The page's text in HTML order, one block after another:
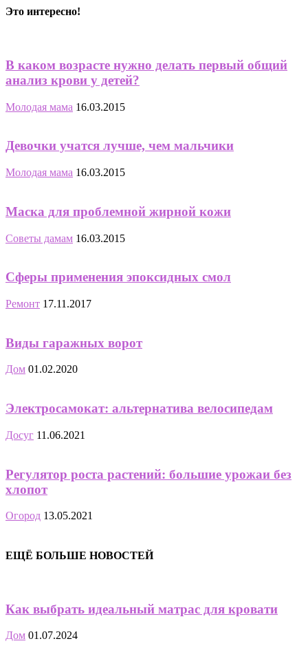
Это интересно!
В каком возрасте нужно делать первый общий
анализ крови у детей?
Молодая мама 16.03.2015
Девочки учатся лучше, чем мальчики
Молодая мама 16.03.2015
Маска для проблемной жирной кожи
Советы дамам 16.03.2015
Сферы применения эпоксидных смол
Ремонт 17.11.2017
Виды гаражных ворот
Дом 01.02.2020
Электросамокат: альтернатива велосипедам
Досуг 11.06.2021
Регулятор роста растений: большие урожаи без
хлопот
Огород 13.05.2021
ЕЩЁ БОЛЬШЕ НОВОСТЕЙ
Как выбрать идеальный матрас для кровати
Дом 01.07.2024